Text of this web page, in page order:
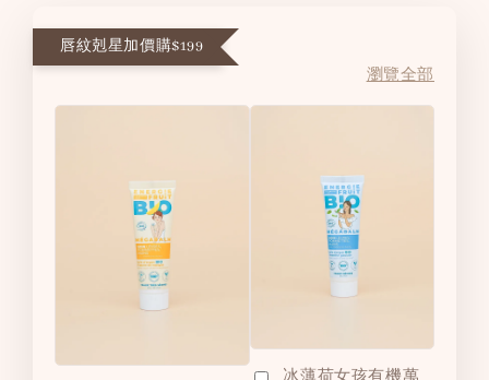
唇紋剋星加價購$199
瀏覽全部